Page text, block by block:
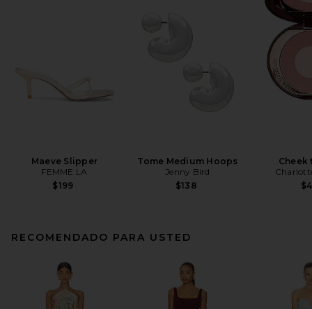
Maeve Slipper
FEMME LA
$199
Tome Medium Hoops
Jenny Bird
$138
Cheek
RECOMENDADO PARA USTED